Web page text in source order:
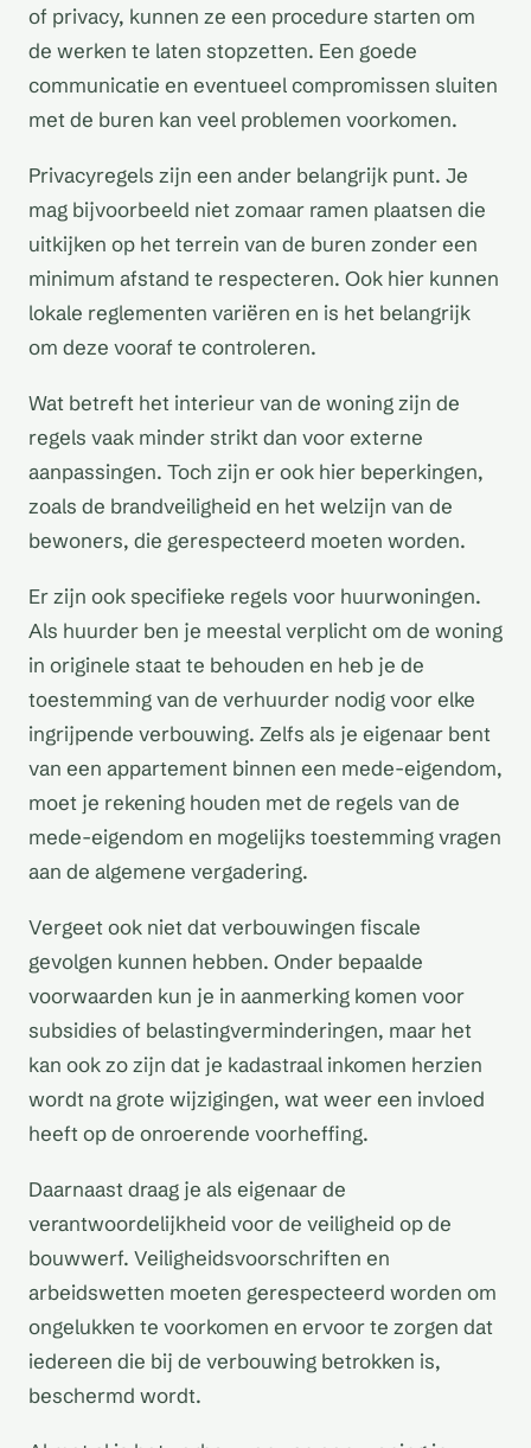
of privacy, kunnen ze een procedure starten om
de werken te laten stopzetten. Een goede
communicatie en eventueel compromissen sluiten
met de buren kan veel problemen voorkomen.
Privacyregels zijn een ander belangrijk punt. Je
mag bijvoorbeeld niet zomaar ramen plaatsen die
uitkijken op het terrein van de buren zonder een
minimum afstand te respecteren. Ook hier kunnen
lokale reglementen variëren en is het belangrijk
om deze vooraf te controleren.
Wat betreft het interieur van de woning zijn de
regels vaak minder strikt dan voor externe
aanpassingen. Toch zijn er ook hier beperkingen,
zoals de brandveiligheid en het welzijn van de
bewoners, die gerespecteerd moeten worden.
Er zijn ook specifieke regels voor huurwoningen.
Als huurder ben je meestal verplicht om de woning
in originele staat te behouden en heb je de
toestemming van de verhuurder nodig voor elke
ingrijpende verbouwing. Zelfs als je eigenaar bent
van een appartement binnen een mede-eigendom,
moet je rekening houden met de regels van de
mede-eigendom en mogelijks toestemming vragen
aan de algemene vergadering.
Vergeet ook niet dat verbouwingen fiscale
gevolgen kunnen hebben. Onder bepaalde
voorwaarden kun je in aanmerking komen voor
subsidies of belastingverminderingen, maar het
kan ook zo zijn dat je kadastraal inkomen herzien
wordt na grote wijzigingen, wat weer een invloed
heeft op de onroerende voorheffing.
Daarnaast draag je als eigenaar de
verantwoordelijkheid voor de veiligheid op de
bouwwerf. Veiligheidsvoorschriften en
arbeidswetten moeten gerespecteerd worden om
ongelukken te voorkomen en ervoor te zorgen dat
iedereen die bij de verbouwing betrokken is,
beschermd wordt.